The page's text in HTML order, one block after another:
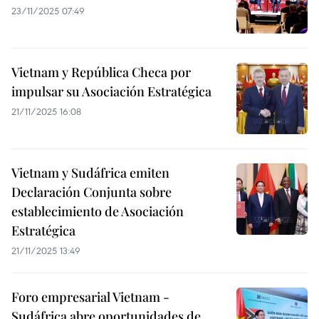
23/11/2025 07:49
Vietnam y República Checa por
impulsar su Asociación Estratégica
21/11/2025 16:08
Vietnam y Sudáfrica emiten
Declaración Conjunta sobre
establecimiento de Asociación
Estratégica
21/11/2025 13:49
Foro empresarial Vietnam -